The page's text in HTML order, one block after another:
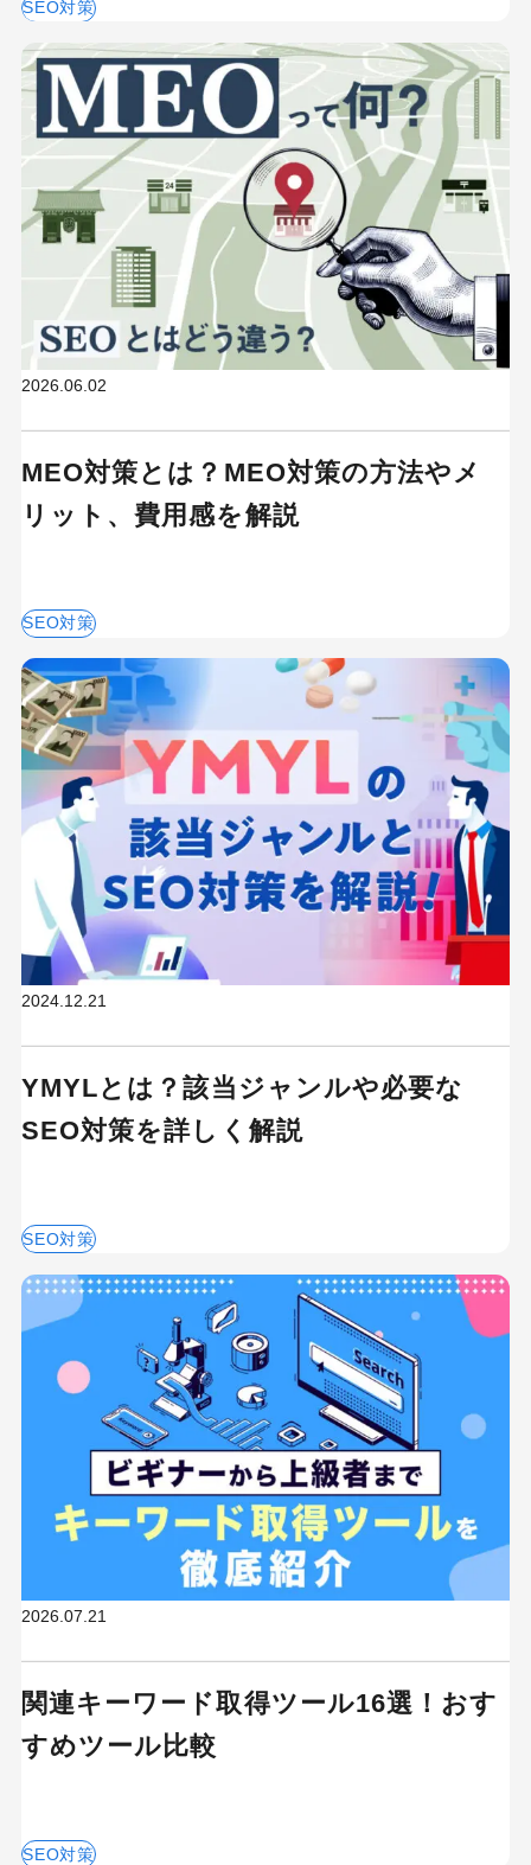
SEO対策
2026.06.02
MEO対策とは？MEO対策の方法やメ
リット、費用感を解説
SEO対策
2024.12.21
YMYLとは？該当ジャンルや必要な
SEO対策を詳しく解説
SEO対策
2026.07.21
関連キーワード取得ツール16選！おす
すめツール比較
SEO対策